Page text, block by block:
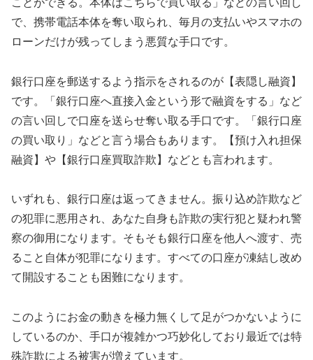
で、携帯電話本体を奪い取られ、毎月の支払いやスマホの
ローンだけが残ってしまう悪質な手口です。
銀行口座を郵送するよう指示をされるのが【表隠し融資】
です。「銀行口座へ直接入金という形で融資をする」など
の言い回しで口座を送らせ奪い取る手口です。「銀行口座
の買い取り」などと言う場合もあります。【預け入れ担保
融資】や【銀行口座買取詐欺】などとも言われます。
いずれも、銀行口座は返ってきません。振り込め詐欺など
の犯罪に悪用され、あなた自身も詐欺の実行犯と疑われ警
察の御用になります。そもそも銀行口座を他人へ渡す、売
ること自体が犯罪になります。すべての口座が凍結し改め
て開設することも困難になります。
このようにお金の動きを極力無くして足がつかないように
しているのか、手口が複雑かつ巧妙化しており最近では特
殊詐欺による被害が増えています。